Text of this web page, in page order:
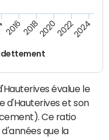
20162018202020222024
évalue le
d'Hauterives et son
Ce ratio
que la